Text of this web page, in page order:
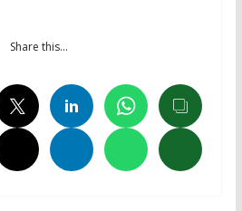
Share this…